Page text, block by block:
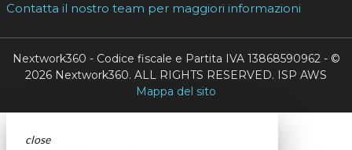
Contatta il nostro team per maggiori informazioni
Nextwork360 - Codice fiscale e Partita IVA 13868590962 - ©
2026 Nextwork360. ALL RIGHTS RESERVED. ISP AWS
Mappa del sito
close